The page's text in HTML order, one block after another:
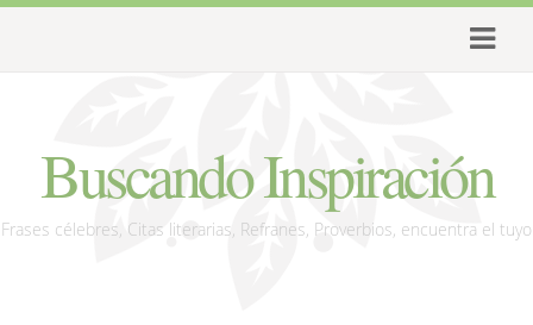
Buscando Inspiración
Frases célebres, Citas literarias, Refranes, Proverbios, encuentra el tuyo